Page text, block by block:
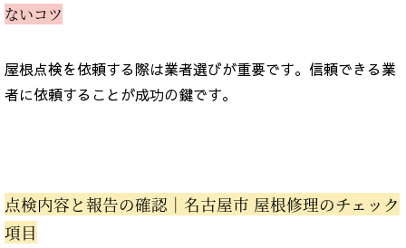
ないコツ
屋根点検を依頼する際は業者選びが重要です。信頼できる業
者に依頼することが成功の鍵です。
点検内容と報告の確認｜名古屋市 屋根修理のチェック
項目